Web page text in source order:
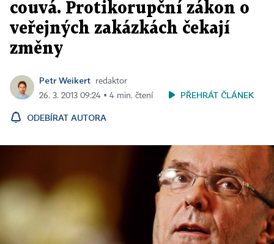
couvá. Protikorupční zákon o
veřejných zakázkách čekají
změny
Petr Weikert
redaktor
26. 3. 2013 09:24 ▪ 4 min. čtení
PŘEHRÁT ČLÁNEK
ODEBÍRAT AUTORA